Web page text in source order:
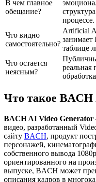
В чем главное
обещание?
процессе.
Что видно
самостоятельно?
Artificial
занимает
таблице
Что остается
неясным?
реальная
Что такое
BACH AI Video Generator
видео, разработанный
сайту BACH, продукт
персонажей,
собственного вывода
ориентированного на
выпуске, BACH может
описания кадров в